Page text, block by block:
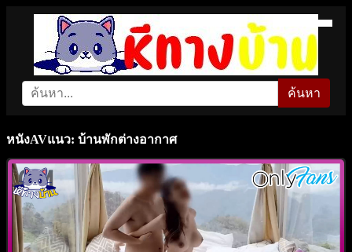
ค้นหา
หนังAVแนว: บ้านพักต่างอากาศ